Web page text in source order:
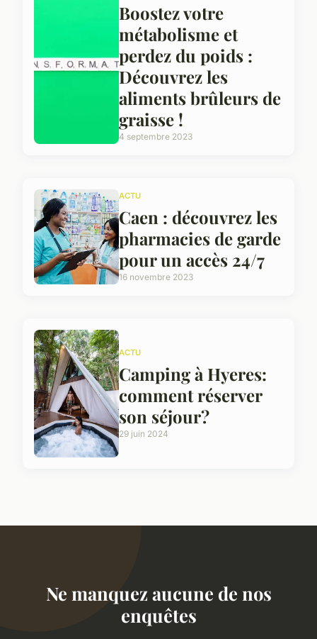
Boostez votre
métabolisme et
perdez du poids :
Découvrez les
aliments brûleurs de
graisse !
4 septembre 2023
ACTU
Caen : découvrez les
pharmacies de garde
pour un accès 24/7
16 novembre 2023
ACTU
Camping à Hyeres:
comment réserver
son séjour?
29 juin 2024
Ne manquez aucune de nos
enquêtes